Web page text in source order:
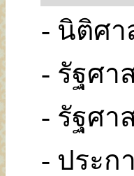
- นิติศ
- รัฐศ
- รัฐศ
- ประก